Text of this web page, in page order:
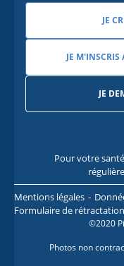
JE
JE M'INSCRIS
JE
Pour votre
régulière
Mentions légales
Formulaire de
©2020
Photos non